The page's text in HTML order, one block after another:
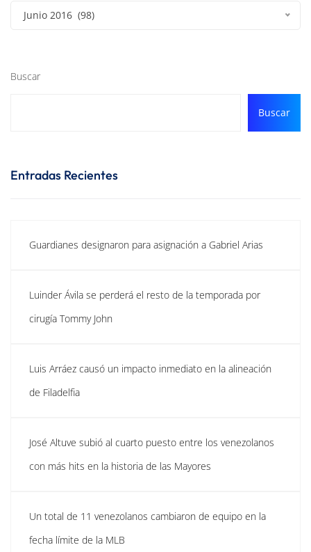
Junio 2016 (98)
Buscar
Buscar
Entradas Recientes
Guardianes designaron para asignación a Gabriel Arias
Luinder Ávila se perderá el resto de la temporada por
cirugía Tommy John
Luis Arráez causó un impacto inmediato en la alineación
de Filadelfia
José Altuve subió al cuarto puesto entre los venezolanos
con más hits en la historia de las Mayores
Un total de 11 venezolanos cambiaron de equipo en la
fecha límite de la MLB